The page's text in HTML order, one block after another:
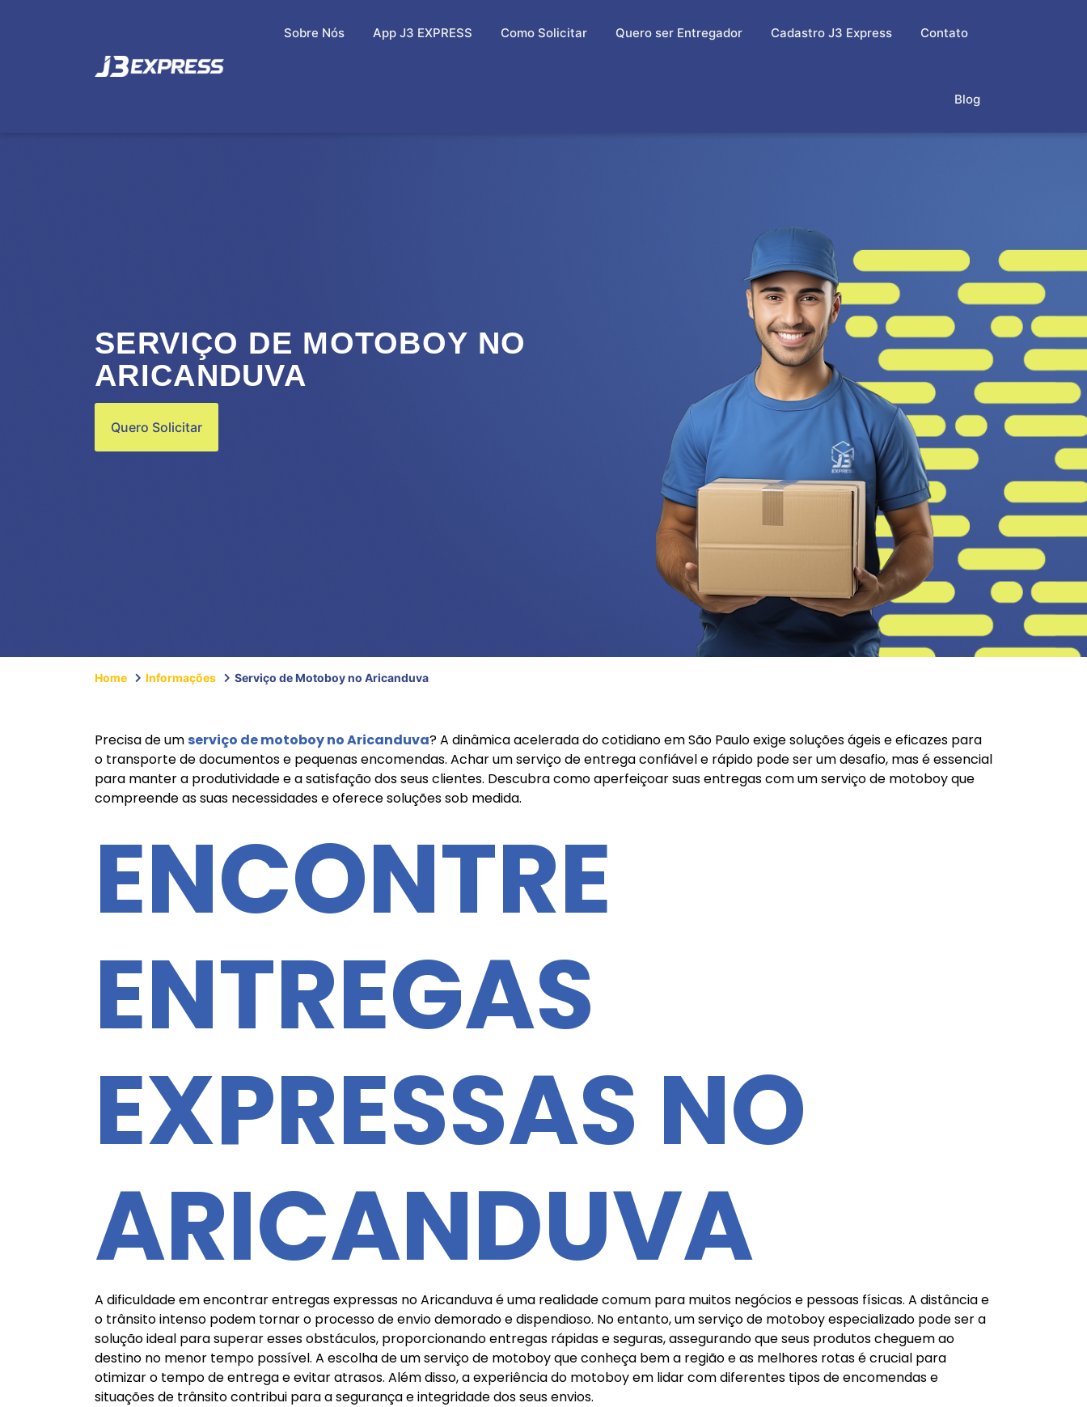
Sobre Nós App J3 EXPRESS Como Solicitar Quero ser Entregador Cadastro J3 Express Contato
Blog
SERVIÇO DE MOTOBOY NO
ARICANDUVA
Quero Solicitar
Home Informações Serviço de Motoboy no Aricanduva
Precisa de um serviço de motoboy no Aricanduva? A dinâmica acelerada do cotidiano em São Paulo exige soluções ágeis e eficazes para
o transporte de documentos e pequenas encomendas. Achar um serviço de entrega confiável e rápido pode ser um desafio, mas é essencial
para manter a produtividade e a satisfação dos seus clientes. Descubra como aperfeiçoar suas entregas com um serviço de motoboy que
compreende as suas necessidades e oferece soluções sob medida.
ENCONTRE
ENTREGAS
EXPRESSAS NO
ARICANDUVA
A dificuldade em encontrar entregas expressas no Aricanduva é uma realidade comum para muitos negócios e pessoas físicas. A distância e
o trânsito intenso podem tornar o processo de envio demorado e dispendioso. No entanto, um serviço de motoboy especializado pode ser a
solução ideal para superar esses obstáculos, proporcionando entregas rápidas e seguras, assegurando que seus produtos cheguem ao
destino no menor tempo possível. A escolha de um serviço de motoboy que conheça bem a região e as melhores rotas é crucial para
otimizar o tempo de entrega e evitar atrasos. Além disso, a experiência do motoboy em lidar com diferentes tipos de encomendas e
situações de trânsito contribui para a segurança e integridade dos seus envios.